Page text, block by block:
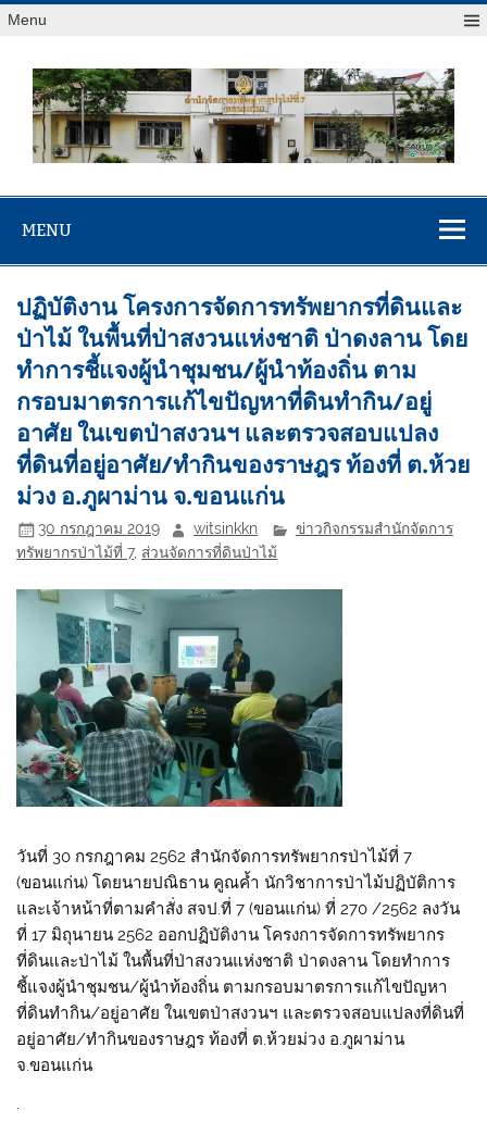
Menu
สจป.ที่ 7
(ขอนแก่น)
MENU
ปฏิบัติงาน โครงการจัดการทรัพยากรที่ดินและ
ป่าไม้ ในพื้นที่ป่าสงวนแห่งชาติ ป่าดงลาน โดย
ทำการชี้แจงผู้นำชุมชน/ผู้นำท้องถิ่น ตาม
กรอบมาตรการแก้ไขปัญหาที่ดินทำกิน/อยู่
อาศัย ในเขตป่าสงวนฯ และตรวจสอบแปลง
ที่ดินที่อยู่อาศัย/ทำกินของราษฎร ท้องที่ ต.ห้วย
ม่วง อ.ภูผาม่าน จ.ขอนแก่น
30 กรกฎาคม 2019 witsinkkn
ข่าวกิจกรรมสำนักจัดการ
ทรัพยากรป่าไม้ที่ 7, ส่วนจัดการที่ดินป่าไม้
วันที่ 30 กรกฎาคม 2562 สำนักจัดการทรัพยากรป่าไม้ที่ 7
(ขอนแก่น) โดยนายปณิธาน คูณค้ำ นักวิชาการป่าไม้ปฏิบัติการ
และเจ้าหน้าที่ตามคำสั่ง สจป.ที่ 7 (ขอนแก่น) ที่ 270 /2562 ลงวัน
ที่ 17 มิถุนายน 2562 ออกปฏิบัติงาน โครงการจัดการทรัพยากร
ที่ดินและป่าไม้ ในพื้นที่ป่าสงวนแห่งชาติ ป่าดงลาน โดยทำการ
ชี้แจงผู้นำชุมชน/ผู้นำท้องถิ่น ตามกรอบมาตรการแก้ไขปัญหา
ที่ดินทำกิน/อยู่อาศัย ในเขตป่าสงวนฯ และตรวจสอบแปลงที่ดินที่
อยู่อาศัย/ทำกินของราษฎร ท้องที่ ต.ห้วยม่วง อ.ภูผาม่าน
จ.ขอนแก่น
.